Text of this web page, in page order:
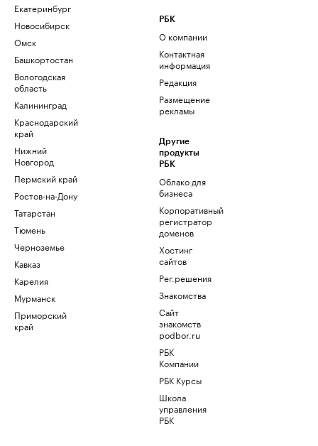
Екатеринбург
Новосибирск
Омск
Башкортостан
Вологодская
область
Калининград
Краснодарский
край
Нижний
Новгород
Пермский край
Ростов-на-Дону
Татарстан
Тюмень
Черноземье
Кавказ
Карелия
Мурманск
Приморский
край
РБК
О компании
Контактная
информация
Редакция
Размещение
рекламы
Другие
продукты
РБК
Облако для
бизнеса
Корпоративный
регистратор
доменов
Хостинг
сайтов
Рег.решения
Знакомства
Сайт
знакомств
podbor.ru
РБК
Компании
РБК Курсы
Школа
управления
РБК